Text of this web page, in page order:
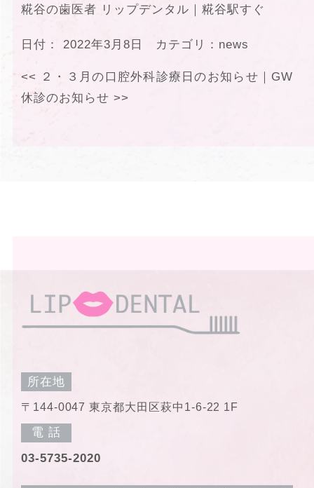
糀谷の歯医者 リップデンタル｜糀谷駅すぐ
日付： 2022年3月8日 カテゴリ： news
<< ２・３月の口腔外科診療日のお知らせ
GW
休診のお知らせ >>
所在地
〒144-0047 東京都大田区萩中1-6-22 1F
電 話
03-5735-2020